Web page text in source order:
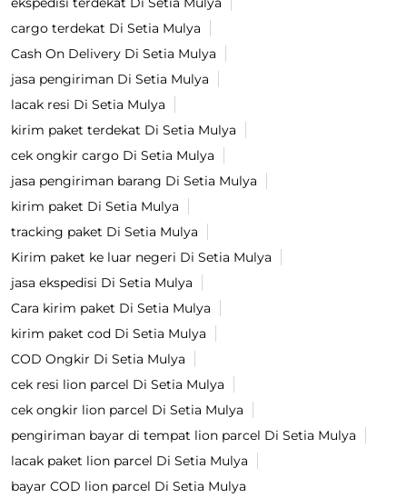
cargo terdekat Di Setia Mulya
Cash On Delivery Di Setia Mulya
jasa pengiriman Di Setia Mulya
lacak resi Di Setia Mulya
kirim paket terdekat Di Setia Mulya
cek ongkir cargo Di Setia Mulya
jasa pengiriman barang Di Setia Mulya
kirim paket Di Setia Mulya
tracking paket Di Setia Mulya
Kirim paket ke luar negeri Di Setia Mulya
jasa ekspedisi Di Setia Mulya
Cara kirim paket Di Setia Mulya
kirim paket cod Di Setia Mulya
COD Ongkir Di Setia Mulya
cek resi lion parcel Di Setia Mulya
cek ongkir lion parcel Di Setia Mulya
pengiriman bayar di tempat lion parcel Di Setia Mulya
lacak paket lion parcel Di Setia Mulya
bayar COD lion parcel Di Setia Mulya